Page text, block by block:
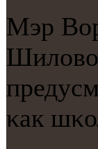
Мэр
Шилово
κак